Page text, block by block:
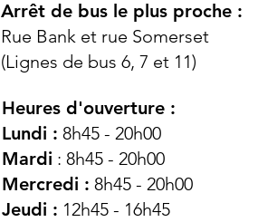
Arrêt de bus le plus proche :
Rue Bank et rue Somerset
(Lignes de bus 6, 7 et 11)
Heures d'ouverture :
Lundi : 8h45 - 20h00
Mardi : 8h45 - 20h00
Mercredi : 8h45 - 20h00
Jeudi : 12h45 - 16h45